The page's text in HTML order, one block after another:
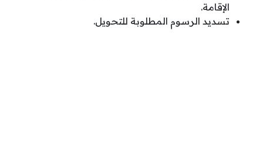
الإقامة.
تسديد الرسوم المطلوبة للتحويل.